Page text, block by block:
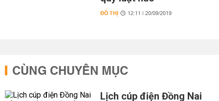
ĐÔ THỊ 12:11 | 20/09/2019
CÙNG CHUYÊN MỤC
Lịch cúp điện Đồng Nai